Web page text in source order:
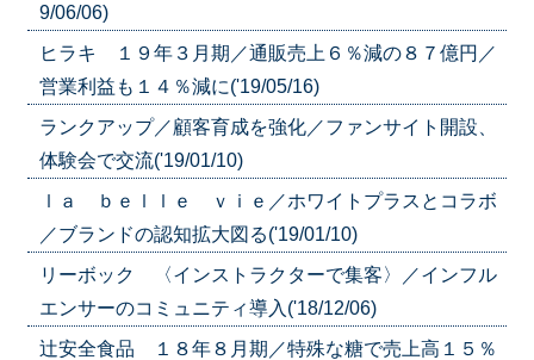
9/06/06)
ヒラキ １９年３月期／通販売上６％減の８７億円／
営業利益も１４％減に('19/05/16)
ランクアップ／顧客育成を強化／ファンサイト開設、
体験会で交流('19/01/10)
ｌａ ｂｅｌｌｅ ｖｉｅ／ホワイトプラスとコラボ
／ブランドの認知拡大図る('19/01/10)
リーボック 〈インストラクターで集客〉／インフル
エンサーのコミュニティ導入('18/12/06)
辻安全食品 １８年８月期／特殊な糖で売上高１５％